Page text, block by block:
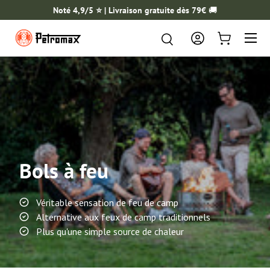
ALLER AU CONTENU
Noté 4,9/5 ⭐️ | Livraison gratuite dès 79€ 🚚
Rechercher
RechercherSe connecter
Panier
Menu
Bols à feu
Véritable sensation de feu de camp
Alternative aux feux de camp traditionnels
Plus qu'une simple source de chaleur